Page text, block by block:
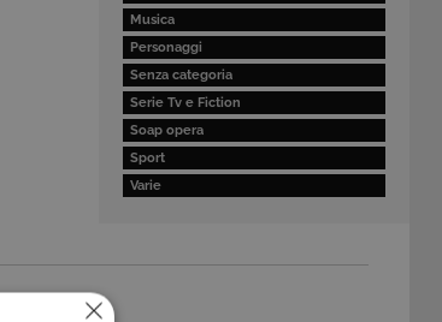
Musica
Personaggi
Senza categoria
Serie Tv e Fiction
Soap opera
Sport
Varie